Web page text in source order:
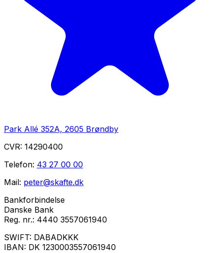
Park Allé 352A, 2605 Brøndby
CVR: 14290400
Telefon: 43 27 00 00
Mail: peter@skafte.dk
Bankforbindelse
Danske Bank
Reg. nr.: 4440 3557061940
SWIFT: DABADKKK
IBAN: DK 1230003557061940